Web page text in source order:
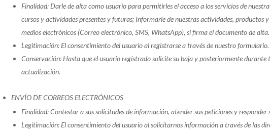
Finalidad: Darle de alta como usuario para permitirles el acceso a los servicios de
cursos y actividades presentes y futuras; Informarle de nuestras actividades, productos
medios electrónicos (Correo electrónico, SMS, WhatsApp), si firma el documento de alta.
Legitimación: El consentimiento del usuario al registrarse a través de nuestro formulario.
Conservación: Hasta que el usuario registrado solicite su baja y posteriormente durante
actualización.
ENVÍO DE CORREOS ELECTRÓNICOS
Finalidad: Contestar a sus solicitudes de información, atender sus peticiones y responder
Legitimación: El consentimiento del usuario al solicitarnos información a través de las